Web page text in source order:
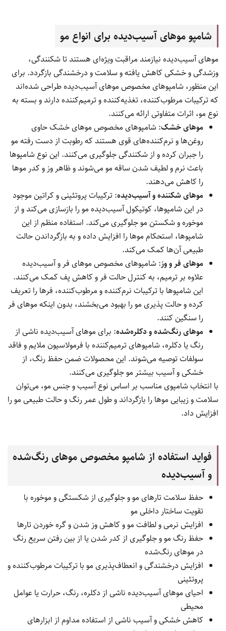
شامپو موهای آسیب‌دیده برای انواع مو
موهای آسیب‌دیده نیازمند مراقبت ویژه‌ای هستند تا شکنندگی،
وزشدگی و خشکی کاهش یافته و سلامت و درخشندگی بازگردد. برای
این منظور، شامپوهای مخصوص موهای آسیب‌دیده طراحی شده‌اند
که ترکیبات مرطوب‌کننده، تغذیه‌کننده و ترمیم‌کننده دارند و بسته به
نوع مو، اثرات متفاوتی ارائه می‌کنند.
موهای خشک: شامپوهای مخصوص موهای خشک حاوی
روغن‌ها و نرم‌کننده‌های قوی هستند که رطوبت از دست رفته مو
را جبران کرده و از شکنندگی جلوگیری می‌کنند. این نوع شامپوها
باعث نرم و لطیف شدن ساقه مو می‌شوند و ظاهر وز و کدر موها
را کاهش می‌دهند.
موهای شکننده و آسیب‌دیده: ترکیبات پروتئینی و کراتین موجود
در این شامپوها، کوتیکول آسیب‌دیده مو را بازسازی می‌کند و از
موخوره و شکستن مو جلوگیری می‌کند. استفاده منظم از این
شامپوها، استحکام موها را افزایش داده و به بازگرداندن حالت
طبیعی آن‌ها کمک می‌کند.
موهای فر و وز: شامپوهای مخصوص موهای فر و آسیب‌دیده
علاوه بر ترمیم، به کنترل حالت فر و کاهش پف کمک می‌کنند.
این شامپوها با ترکیبات نرم‌کننده و مرطوب‌کننده، فرها را تعریف
کرده و حالت پذیری مو را بهبود می‌بخشند، بدون اینکه موهای فر
را سنگین کنند.
موهای رنگ‌شده و دکلره‌شده: برای موهای آسیب‌دیده ناشی از
رنگ یا دکلره، شامپوهای ترمیم‌کننده با فرمولاسیون ملایم و فاقد
سولفات توصیه می‌شوند. این محصولات ضمن حفظ رنگ، از
خشکی و آسیب بیشتر مو جلوگیری می‌کنند.
با انتخاب شامپوی مناسب بر اساس نوع آسیب و جنس مو، می‌توان
سلامت و زیبایی موها را بازگرداند و طول عمر رنگ و حالت طبیعی مو را
افزایش داد.
فواید استفاده از شامپو مخصوص موهای رنگ‌شده
و آسیب‌دیده
حفظ سلامت تارهای مو و جلوگیری از شکستگی و موخوره با
تقویت ساختار داخلی مو
افزایش نرمی و لطافت مو و کاهش وز شدن و گره خوردن تارها
حفظ رنگ مو و جلوگیری از کدر شدن یا از بین رفتن سریع رنگ
در موهای رنگ‌شده
افزایش درخشندگی و انعطاف‌پذیری مو با ترکیبات مرطوب‌کننده و
پروتئینی
احیای موهای آسیب‌دیده ناشی از دکلره، رنگ، حرارت یا عوامل
محیطی
کاهش خشکی و آسیب ناشی از استفاده مداوم از ابزارهای